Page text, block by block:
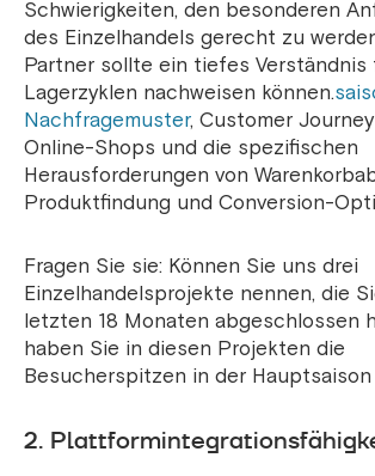
Schwierigkeiten, den besonderen
des Einzelhandels gerecht zu
Partner sollte ein tiefes Verständnis
Lagerzyklen nachweisen können.
Nachfragemuster, Customer
Online-Shops und die spezifischen
Herausforderungen von
Produktfindung und Conversion-
Fragen Sie sie: Können Sie uns drei
Einzelhandelsprojekte nennen, die
letzten 18 Monaten abgeschlossen
haben Sie in diesen Projekten die
Besucherspitzen in der
2.